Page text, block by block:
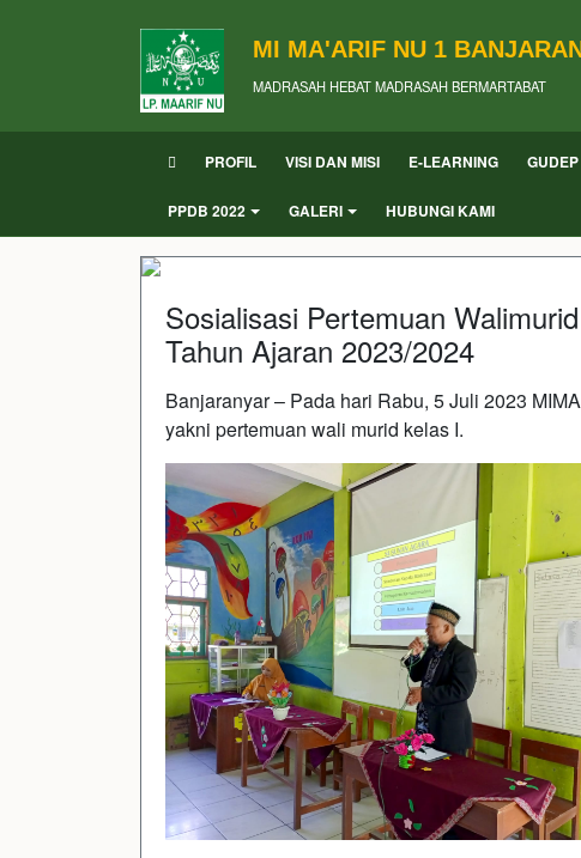
MI MA'ARIF NU 1
MADRASAH HEBAT MADRASAH BERMARTABAT
PROFIL VISI DAN MISI E-LEARNING
PPDB 2022 GALERI HUBUNGI KAMI
Sosialisasi Pertemuan
Tahun Ajaran 2023/2024
Banjaranyar – Pada hari Rabu, 5 Juli 2023
yakni pertemuan wali murid kelas I.